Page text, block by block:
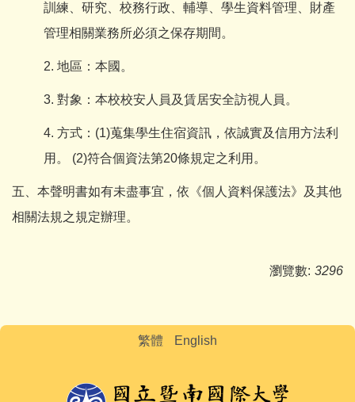
訓練、研究、校務行政、輔導、學生資料管理、財產
管理相關業務所必須之保存期間。
2. 地區：本國。
3. 對象：本校校安人員及賃居安全訪視人員。
4. 方式：(1)蒐集學生住宿資訊，依誠實及信用方法利
用。 (2)符合個資法第20條規定之利用。
五、本聲明書如有未盡事宜，依《個人資料保護法》及其他
相關法規之規定辦理。
瀏覽數: 3296
繁體 English